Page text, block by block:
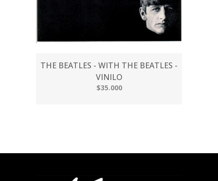
THE BEATLES - WITH THE BEATLES -
VINILO
$35.000